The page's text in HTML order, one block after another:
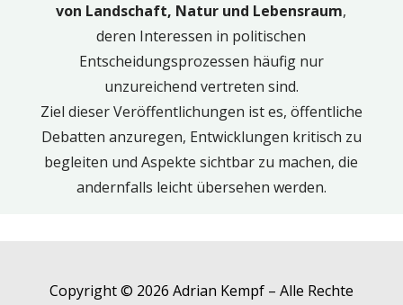
von Landschaft, Natur und Lebensraum,
deren Interessen in politischen
Entscheidungsprozessen häufig nur
unzureichend vertreten sind.
Ziel dieser Veröffentlichungen ist es, öffentliche
Debatten anzuregen, Entwicklungen kritisch zu
begleiten und Aspekte sichtbar zu machen, die
andernfalls leicht übersehen werden.
Copyright © 2026 Adrian Kempf – Alle Rechte